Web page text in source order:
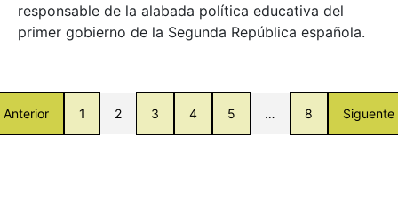
responsable de la alabada política educativa del
primer gobierno de la Segunda República española.
Anterior 1 2 3 4 5 … 8 Siguente